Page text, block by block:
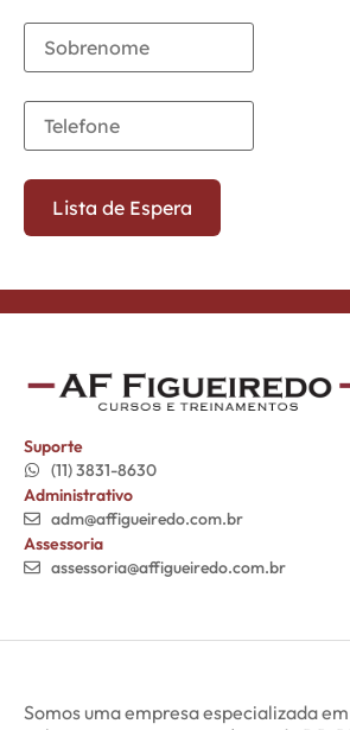
Suporte
(11) 3831-8630
Administrativo
adm@affigueiredo.com.br
Assessoria
assessoria@affigueiredo.com.br
Somos uma empresa especializada